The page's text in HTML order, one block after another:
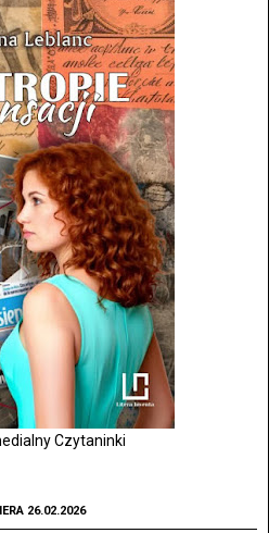
Czytaninki
26.02.2026